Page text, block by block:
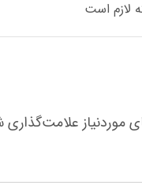
لازم است
علامت‌گذاری